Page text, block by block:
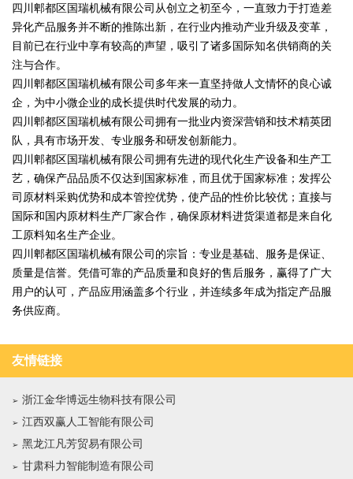
四川郫都区国瑞机械有限公司从创立之初至今，一直致力于打造差
异化产品服务并不断的推陈出新，在行业内推动产业升级及变革，
目前已在行业中享有较高的声望，吸引了诸多国际知名供销商的关
注与合作。
四川郫都区国瑞机械有限公司多年来一直坚持做人文情怀的良心诚
企，为中小微企业的成长提供时代发展的动力。
四川郫都区国瑞机械有限公司拥有一批业内资深营销和技术精英团
队，具有市场开发、专业服务和研发创新能力。
四川郫都区国瑞机械有限公司拥有先进的现代化生产设备和生产工
艺，确保产品品质不仅达到国家标准，而且优于国家标准；发挥公
司原材料采购优势和成本管控优势，使产品的性价比较优；直接与
国际和国内原材料生产厂家合作，确保原材料进货渠道都是来自化
工原料知名生产企业。
四川郫都区国瑞机械有限公司的宗旨：专业是基础、服务是保证、
质量是信誉。凭借可靠的产品质量和良好的售后服务，赢得了广大
用户的认可，产品应用涵盖多个行业，并连续多年成为指定产品服
务供应商。
友情链接
浙江金华博远生物科技有限公司
江西双赢人工智能有限公司
黑龙江凡芳贸易有限公司
甘肃科力智能制造有限公司